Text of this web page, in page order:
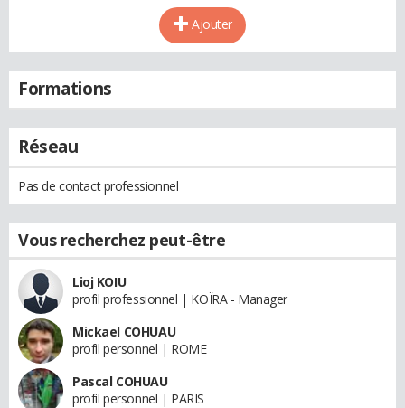
Ajouter
Formations
Réseau
Pas de contact professionnel
Vous recherchez peut-être
Lioj KOIU
profil professionnel | KOÏRA - Manager
Mickael COHUAU
profil personnel | ROME
Pascal COHUAU
profil personnel | PARIS